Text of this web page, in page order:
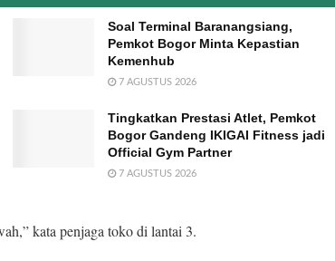
Soal Terminal Baranangsiang,
Pemkot Bogor Minta Kepastian
Kemenhub
7 AGUSTUS 2026
Tingkatkan Prestasi Atlet, Pemkot
Bogor Gandeng IKIGAI Fitness jadi
Official Gym Partner
7 AGUSTUS 2026
kata penjaga toko di lantai 3.